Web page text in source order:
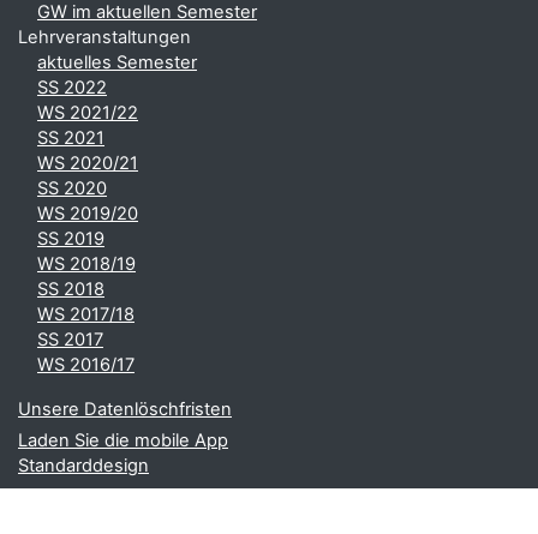
GW im aktuellen Semester
Lehrveranstaltungen
aktuelles Semester
SS 2022
WS 2021/22
SS 2021
WS 2020/21
SS 2020
WS 2019/20
SS 2019
WS 2018/19
SS 2018
WS 2017/18
SS 2017
WS 2016/17
Unsere Datenlöschfristen
Laden Sie die mobile App
Standarddesign